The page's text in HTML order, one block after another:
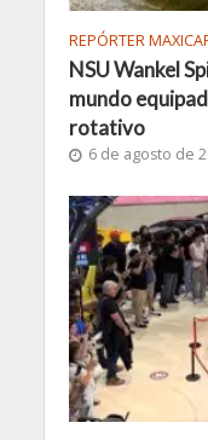
REPÓRTER
NSU Wankel
mundo
rotativo
6 de agosto de